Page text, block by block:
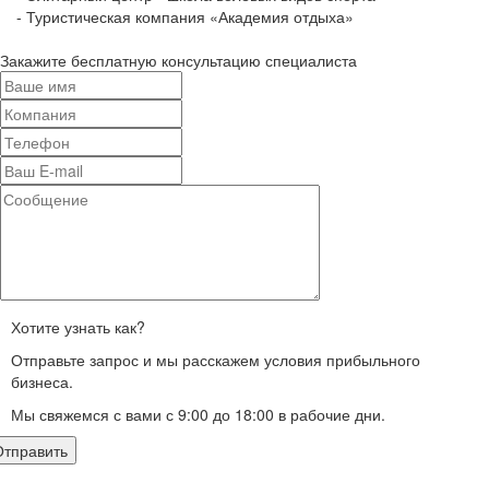
- Туристическая компания «Академия отдыха»
Закажите бесплатную консультацию специалиста
Хотите узнать как?
Отправьте запрос и мы расскажем условия прибыльного
бизнеса.
Мы свяжемся с вами с 9:00 до 18:00 в рабочие дни.